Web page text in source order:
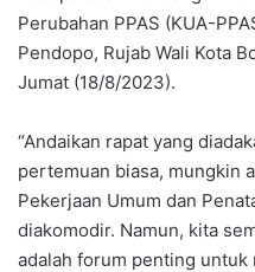
Perubahan PPAS (KUA-
Pendopo, Rujab Wali Kota
Jumat (18/8/2023).
“Andaikan rapat yang
pertemuan biasa, mungkin
Pekerjaan Umum dan
diakomodir. Namun, kita
adalah forum penting untuk